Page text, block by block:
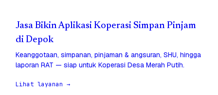
Jasa Bikin Aplikasi Koperasi Simpan Pinjam
di Depok
Keanggotaan, simpanan, pinjaman & angsuran, SHU, hingga
laporan RAT — siap untuk Koperasi Desa Merah Putih.
Lihat layanan →